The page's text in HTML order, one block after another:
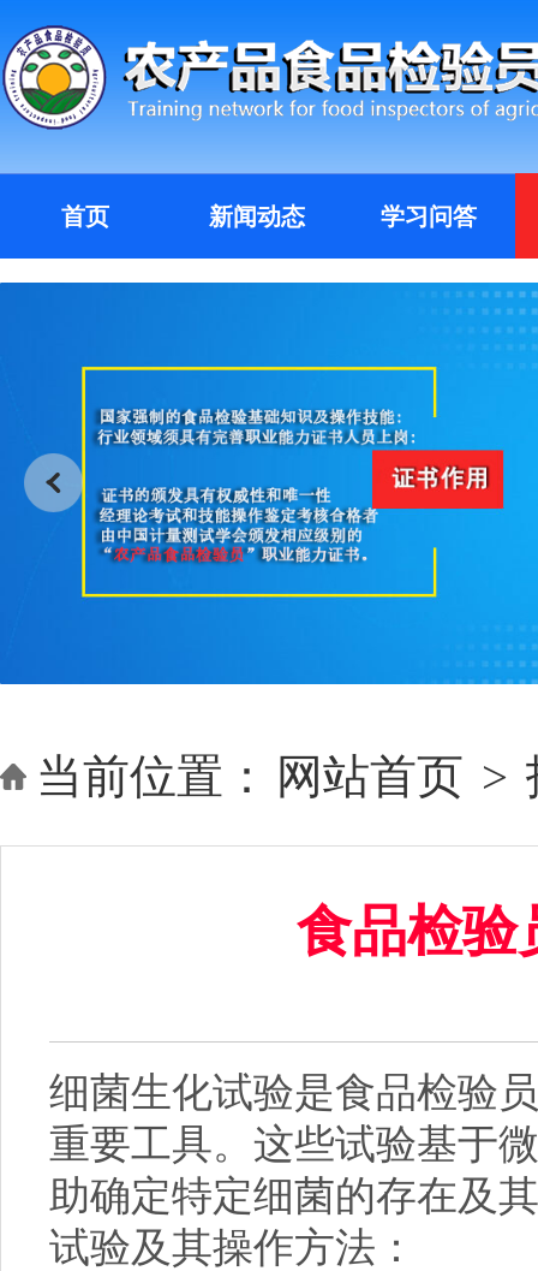
首页 新闻动态 学习问答
当前位置： 网站首页 >
食品检验
细菌生化试验是食品检验
重要工具。这些试验基于
助确定特定细菌的存在及
试验及其操作方法：